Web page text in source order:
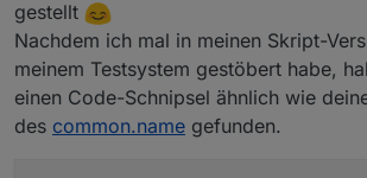
gestellt
Nachdem ich mal in meinen Skript-
meinem Testsystem gestöbert habe,
einen Code-Schnipsel ähnlich wie
des common.name gefunden.